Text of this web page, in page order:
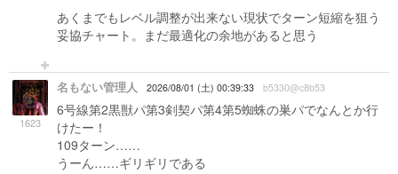
あくまでもレベル調整が出来ない現状でターン短縮を狙う
妥協チャート。まだ最適化の余地があると思う
1623
名もない管理人 2026/08/01 (土) 00:39:33 b5330@c8b53
6号線第2黒獣パ第3剣契パ第4第5蜘蛛の巣パでなんとか行
けたー！
109ターン……
うーん……ギリギリである